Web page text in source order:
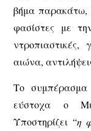
βήμα παρακάτω,
φασίστες με
αιώνα,
Το
εύστοχα ο
Υποστηρίζει “η